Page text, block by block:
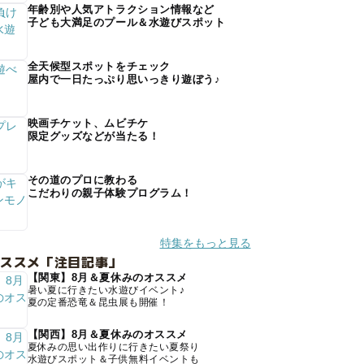
年齢別や人気アトラクション情報など
子ども大満足のプール＆水遊びスポット
全天候型スポットをチェック
屋内で一日たっぷり思いっきり遊ぼう♪
映画チケット、ムビチケ
限定グッズなどが当たる！
その道のプロに教わる
こだわりの親子体験プログラム！
特集をもっと見る
スメ「注目記事」
【関東】8月＆夏休みのオススメ
暑い夏に行きたい水遊びイベント♪
夏の定番恐竜＆昆虫展も開催！
【関西】8月＆夏休みのオススメ
夏休みの思い出作りに行きたい夏祭り
水遊びスポット＆子供無料イベントも